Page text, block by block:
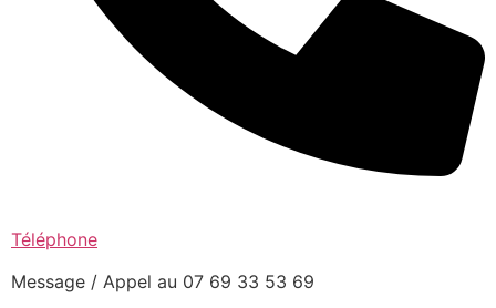
Téléphone
Message / Appel au 07 69 33 53 69